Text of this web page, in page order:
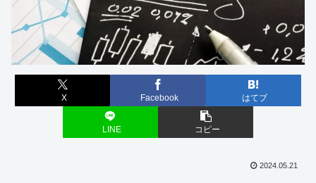
X Facebook はてブ
LINE コピー
2024.05.21